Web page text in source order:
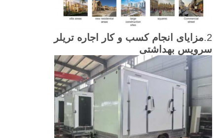
2. مزایای انجام کسب و کار اجاره تریلر
سرویس بهداشتی